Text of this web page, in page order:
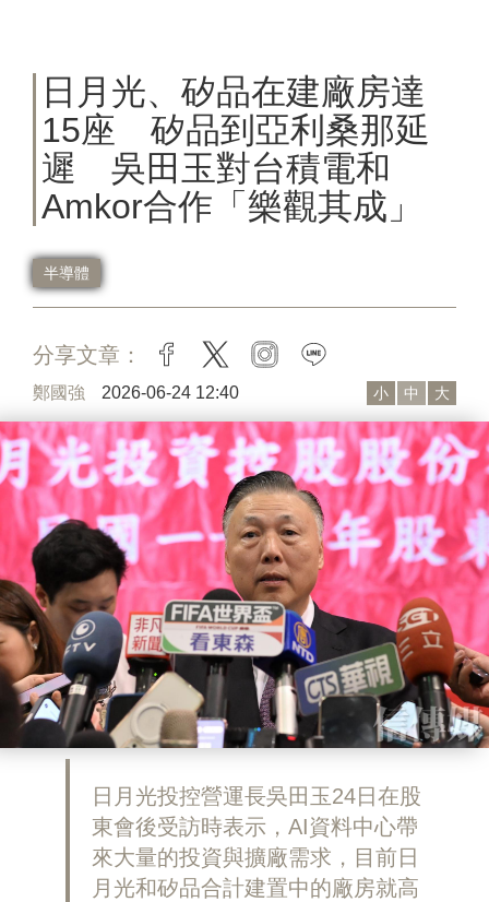
日月光、矽品在建廠房達
15座 矽品到亞利桑那延
遲 吳田玉對台積電和
Amkor合作「樂觀其成」
半導體
分享文章： facebook
twitter instagram
鄭國強 2026-06-24 12:40 小 中 大
日月光投控營運長吳田玉24日在股
東會後受訪時表示，AI資料中心帶
來大量的投資與擴廠需求，目前日
月光和矽品合計建置中的廠房就高